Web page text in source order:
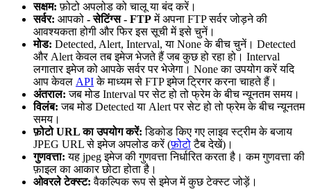
सक्षम: फ़ोटो अपलोड को चालू या बंद करें।
सर्वर: आपको - सेटिंग्स - FTPमें अपना FTP सर्वर जोड़ने की
आवश्यकता होगी और फिर इस सूची में इसे चुनें।
मोड: Detected, Alert, Interval, या None के बीच चुनें। Detected
और Alert केवल तब इमेज भेजते हैं जब कुछ हो रहा हो। Interval
लगातार इमेज को आपके सर्वर पर भेजेगा। None का उपयोग करें यदि
आप केवल APIके माध्यम से FTP इमेज ट्रिगर करना चाहते हैं।
अंतराल: जब मोड Interval पर सेट हो तो फ्रेम के बीच न्यूनतम समय।
विलंब: जब मोड Detected या Alert पर सेट हो तो फ्रेम के बीच न्यूनतम
समय।
फ़ोटो URL का उपयोग करें: डिकोड किए गए लाइव स्ट्रीम के बजाय
JPEG URL से इमेज अपलोड करें (फ़ोटोटैब देखें)।
गुणवत्ता: यह jpeg इमेज की गुणवत्ता निर्धारित करता है। कम गुणवत्ता की
फ़ाइल का आकार छोटा होता है।
ओवरले टेक्स्ट: वैकल्पिक रूप से इमेज में कुछ टेक्स्ट जोड़ें।